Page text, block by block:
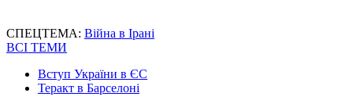
СПЕЦТЕМА: Війна в Ірані
ВСІ ТЕМИ
Вступ України в ЄС
Теракт в Барселоні